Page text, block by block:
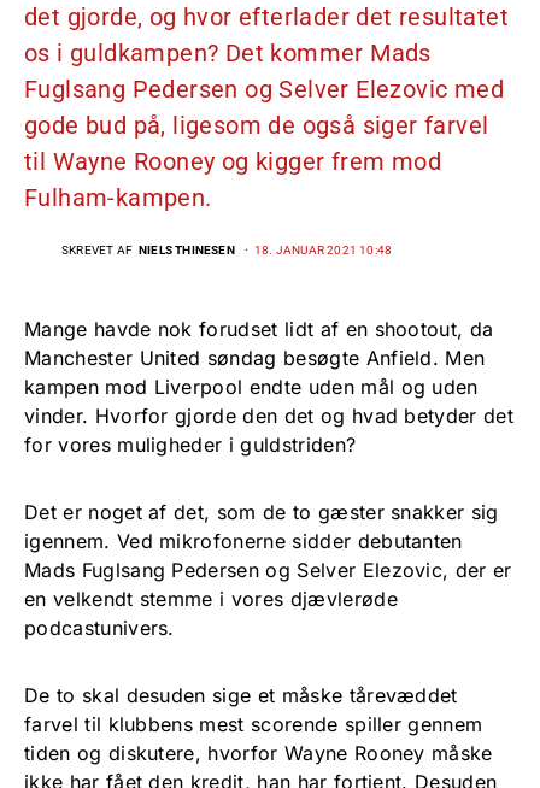
det gjorde, og hvor efterlader det resultatet
os i guldkampen? Det kommer Mads
Fuglsang Pedersen og Selver Elezovic med
gode bud på, ligesom de også siger farvel
til Wayne Rooney og kigger frem mod
Fulham-kampen.
SKREVET AF NIELS THINESEN 18. JANUAR 2021 10:48
Mange havde nok forudset lidt af en shootout, da
Manchester United søndag besøgte Anfield. Men
kampen mod Liverpool endte uden mål og uden
vinder. Hvorfor gjorde den det og hvad betyder det
for vores muligheder i guldstriden?
Det er noget af det, som de to gæster snakker sig
igennem. Ved mikrofonerne sidder debutanten
Mads Fuglsang Pedersen og Selver Elezovic, der er
en velkendt stemme i vores djævlerøde
podcastunivers.
De to skal desuden sige et måske tårevæddet
farvel til klubbens mest scorende spiller gennem
tiden og diskutere, hvorfor Wayne Rooney måske
ikke har fået den kredit, han har fortjent. Desuden